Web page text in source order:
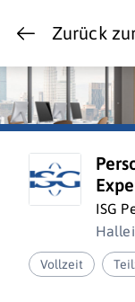
Zurück
ISG
Vollzeit